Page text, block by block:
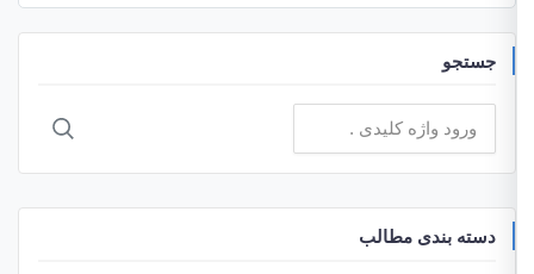
جستجو
برای:
دسته بندی مطالب